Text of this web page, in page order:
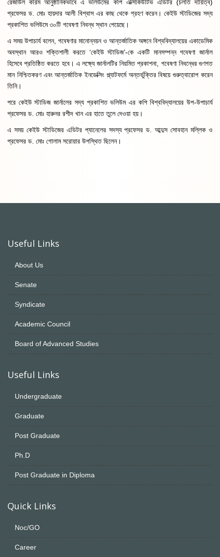
রেজাউল করিম আনুষ্ঠানিকভাবে এ ভলিউমের কপি এক্সিকিউটিভ এডিটর (চলতি দায়িত্ব)
প্রফেসর ড. মোঃ হায়দার আলী বিশ্বাস এর কাছ থেকে গ্রহণ করেন। কেইউ স্টাডিজের সদ্য
প্রকাশিত ভলিউমে ৩০টি গবেষণা নিবন্ধ স্থান পেয়েছে।
এ সময় উপাচার্য বলেন, গবেষণার মানোন্নয়ন ও আন্তর্জাতিক অঙ্গনে বিশ্ববিদ্যালয়ের একাডেমিক
অবস্থান আরও শক্তিশালী করতে ‘কেইউ স্টাডিজ’-কে একটি মানসম্পন্ন গবেষণা জার্নাল
হিসেবে প্রতিষ্ঠিত করতে হবে। এ লক্ষ্যে জার্নালটির নিয়মিত প্রকাশনা, গবেষণা নিবন্ধের গুণগত
মান নিশ্চিতকরণ এবং আন্তর্জাতিক ইনডেক্সিং প্ল্যাটফর্মে অন্তর্ভুক্তির বিষয়ে গুরুত্বারোপ করেন
তিনি।
পরে কেইউ স্টাডিজ জার্নালের সদ্য প্রকাশিত ভলিউম এর কপি বিশ্ববিদ্যালয়ের উপ-উপাচার্য
প্রফেসর ড. মোঃ হারুনর রশীদ খান এর হাতে তুলে দেওয়া হয়।
এ সময় কেইউ স্টাডিজের এডিটর প্যানেলের সদস্য প্রফেসর ড. আব্দুস সোবহান মল্লিক ও
প্রফেসর ড. মোঃ গোলাম সরোয়ার উপস্থিত ছিলেন।
Useful Links
About Us
Senate
Syndicate
Academic Council
Board of Advanced Studies
Useful Links
Undergraduate
Graduate
Post Graduate
Ph.D
Post Graduate in Diploma
Quick Links
Noc/GO
Career